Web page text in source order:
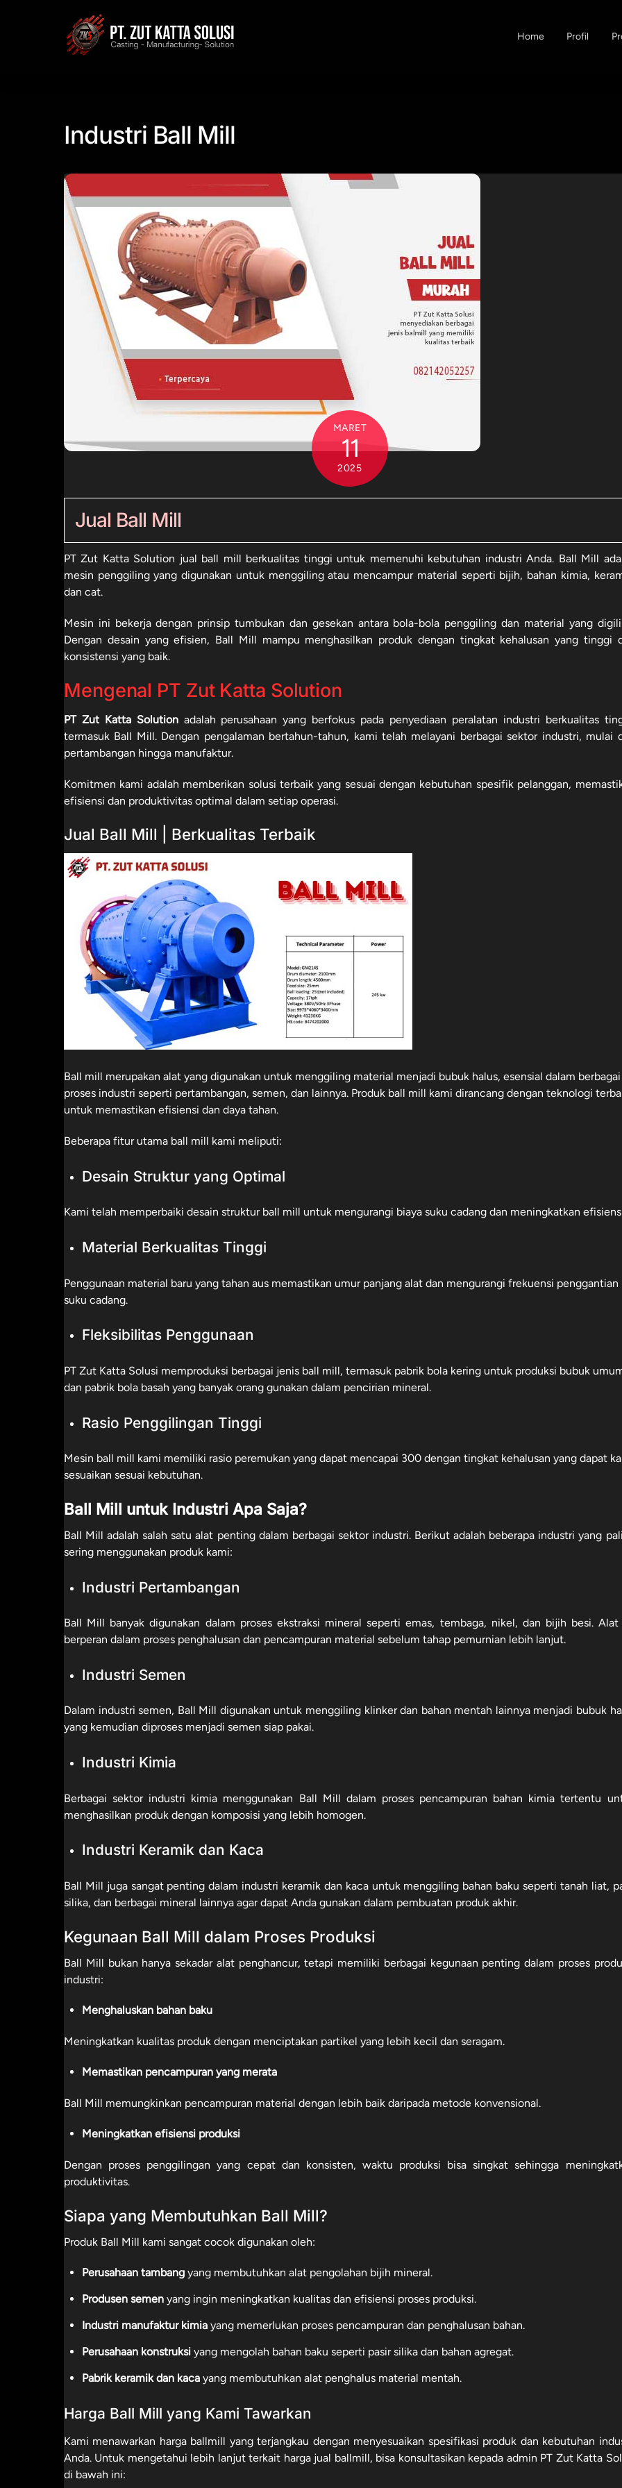
Home Profil
Industri Ball Mill
MARET
11
2025
Jual Ball Mill
PT Zut Katta Solution jual ball mill berkualitas tinggi untuk memenuhi kebutuhan industri Anda. Ball Mill
mesin penggiling yang digunakan untuk menggiling atau mencampur material seperti bijih, bahan kimia,
dan cat.
Mesin ini bekerja dengan prinsip tumbukan dan gesekan antara bola-bola penggiling dan material yang
Dengan desain yang efisien, Ball Mill mampu menghasilkan produk dengan tingkat kehalusan yang tinggi
konsistensi yang baik.
Mengenal PT Zut Katta Solution
PT Zut Katta Solutionadalah perusahaan yang berfokus pada penyediaan peralatan industri berkualitas
termasuk Ball Mill. Dengan pengalaman bertahun-tahun, kami telah melayani berbagai sektor industri, mulai
pertambangan hingga manufaktur.
Komitmen kami adalah memberikan solusi terbaik yang sesuai dengan kebutuhan spesifik pelanggan,
efisiensi dan produktivitas optimal dalam setiap operasi.
Jual Ball Mill | Berkualitas Terbaik
Ball mill merupakan alat yang digunakan untuk menggiling material menjadi bubuk halus, esensial dalam berbagai
proses industri seperti pertambangan, semen, dan lainnya. Produk ball mill kami dirancang dengan teknologi
untuk memastikan efisiensi dan daya tahan.
Beberapa fitur utama ball mill kami meliputi:​
Desain Struktur yang Optimal
Kami telah memperbaiki desain struktur ball mill untuk mengurangi biaya suku cadang dan meningkatkan
Material Berkualitas Tinggi
Penggunaan material baru yang tahan aus memastikan umur panjang alat dan mengurangi frekuensi penggantian
suku cadang.
Fleksibilitas Penggunaan
PT Zut Katta Solusi memproduksi berbagai jenis ball mill, termasuk pabrik bola kering untuk produksi bubuk
dan pabrik bola basah yang banyak orang gunakan dalam pencirian mineral.​
Rasio Penggilingan Tinggi
Mesin ball mill kami memiliki rasio peremukan yang dapat mencapai 300 dengan tingkat kehalusan yang dapat
sesuaikan sesuai kebutuhan.​
Ball Mill untuk Industri Apa Saja?
Ball Mill adalah salah satu alat penting dalam berbagai sektor industri. Berikut adalah beberapa industri yang
sering menggunakan produk kami:
Industri Pertambangan
Ball Mill banyak digunakan dalam proses ekstraksi mineral seperti emas, tembaga, nikel, dan bijih besi.
berperan dalam proses penghalusan dan pencampuran material sebelum tahap pemurnian lebih lanjut.
Industri Semen
Dalam industri semen, Ball Mill digunakan untuk menggiling klinker dan bahan mentah lainnya menjadi bubuk
yang kemudian diproses menjadi semen siap pakai.
Industri Kimia
Berbagai sektor industri kimia menggunakan Ball Mill dalam proses pencampuran bahan kimia tertentu
menghasilkan produk dengan komposisi yang lebih homogen.
Industri Keramik dan Kaca
Ball Mill juga sangat penting dalam industri keramik dan kaca untuk menggiling bahan baku seperti tanah liat,
silika, dan berbagai mineral lainnya agar dapat Anda gunakan dalam pembuatan produk akhir.
Kegunaan Ball Mill dalam Proses Produksi
Ball Mill bukan hanya sekadar alat penghancur, tetapi memiliki berbagai kegunaan penting dalam proses
industri:
Menghaluskan bahan baku
Meningkatkan kualitas produk dengan menciptakan partikel yang lebih kecil dan seragam.
Memastikan pencampuran yang merata
Ball Mill memungkinkan pencampuran material dengan lebih baik daripada metode konvensional.
Meningkatkan efisiensi produksi
Dengan proses penggilingan yang cepat dan konsisten, waktu produksi bisa singkat sehingga
produktivitas.
Siapa yang Membutuhkan Ball Mill?
Produk Ball Mill kami sangat cocok digunakan oleh:
Perusahaan tambangyang membutuhkan alat pengolahan bijih mineral.
Produsen semenyang ingin meningkatkan kualitas dan efisiensi proses produksi.
Industri manufaktur kimiayang memerlukan proses pencampuran dan penghalusan bahan.
Perusahaan konstruksiyang mengolah bahan baku seperti pasir silika dan bahan agregat.
Pabrik keramik dan kacayang membutuhkan alat penghalus material mentah.
Harga Ball Mill yang Kami Tawarkan
Kami menawarkan harga ballmill yang terjangkau dengan menyesuaikan spesifikasi produk dan kebutuhan
Anda. Untuk mengetahui lebih lanjut terkait harga jual ballmill, bisa konsultasikan kepada admin PT Zut Katta
di bawah ini: